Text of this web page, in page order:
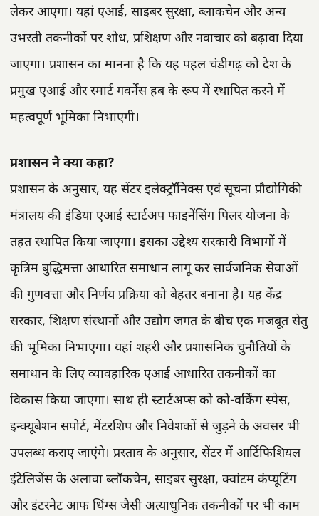
लेकर आएगा। यहां एआई, साइबर सुरक्षा, ब्लाकचेन और अन्य
उभरती तकनीकों पर शोध, प्रशिक्षण और नवाचार को बढ़ावा दिया
जाएगा। प्रशासन का मानना है कि यह पहल चंडीगढ़ को देश के
प्रमुख एआई और स्मार्ट गवर्नेंस हब के रूप में स्थापित करने में
महत्वपूर्ण भूमिका निभाएगी।
प्रशासन ने क्या कहा?
प्रशासन के अनुसार, यह सेंटर इलेक्ट्रॉनिक्स एवं सूचना प्रौद्योगिकी
मंत्रालय की इंडिया एआई स्टार्टअप फाइनेंसिंग पिलर योजना के
तहत स्थापित किया जाएगा। इसका उद्देश्य सरकारी विभागों में
कृत्रिम बुद्धिमत्ता आधारित समाधान लागू कर सार्वजनिक सेवाओं
की गुणवत्ता और निर्णय प्रक्रिया को बेहतर बनाना है। यह केंद्र
सरकार, शिक्षण संस्थानों और उद्योग जगत के बीच एक मजबूत सेतु
की भूमिका निभाएगा। यहां शहरी और प्रशासनिक चुनौतियों के
समाधान के लिए व्यावहारिक एआई आधारित तकनीकों का
विकास किया जाएगा। साथ ही स्टार्टअप्स को को-वर्किंग स्पेस,
इन्क्यूबेशन सपोर्ट, मेंटरशिप और निवेशकों से जुड़ने के अवसर भी
उपलब्ध कराए जाएंगे। प्रस्ताव के अनुसार, सेंटर में आर्टिफिशियल
इंटेलिजेंस के अलावा ब्लॉकचेन, साइबर सुरक्षा, क्वांटम कंप्यूटिंग
और इंटरनेट आफ थिंग्स जैसी अत्याधुनिक तकनीकों पर भी काम